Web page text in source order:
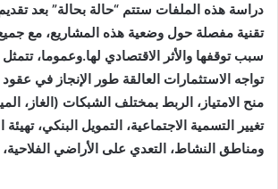
دراسة هذه الملفات ستتم “حالة بحالة” بعد
تقنية مفصلة حول وضعية هذه المشاريع، مع
سبب توقفها والأثر الاقتصادي لها.وعموما،
تواجه الاستثمارات العالقة طور الإنجاز في عقود
منح الامتياز، الربط بمختلف الشبكات (الغاز،
تغيير التسمية الاجتماعية، التمويل البنكي،
ومناطق النشاط، التعدي على الأراضي الفلاحية،